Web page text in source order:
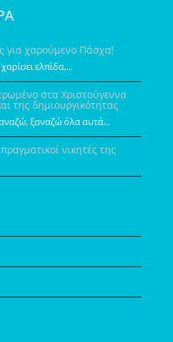
για χαρούμενο Πάσχα!
ελπίδα,...
στα Χριστούγεννα
της δημιουργικότητας
ξαναζώ όλα αυτά...
νικητές της